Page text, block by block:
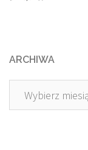
ARCHIWA
Archiwa